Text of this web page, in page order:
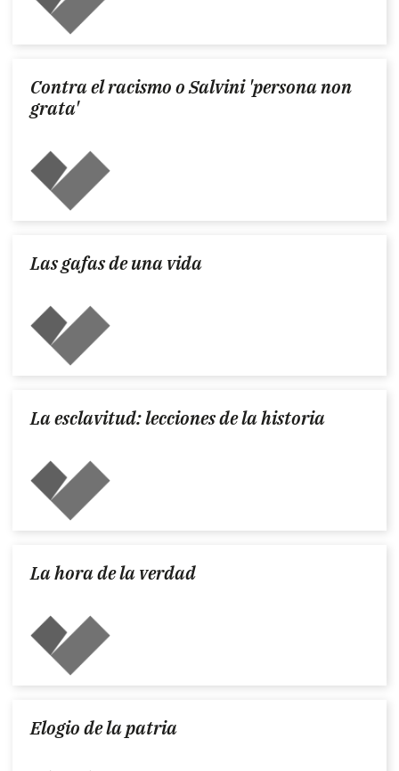
Contra el racismo o Salvini 'persona non
grata'
Las gafas de una vida
La esclavitud: lecciones de la historia
La hora de la verdad
Elogio de la patria